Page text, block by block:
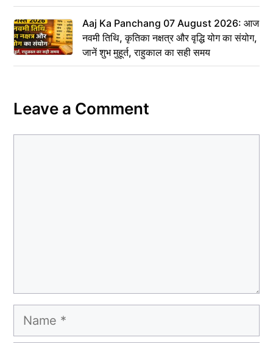
Aaj Ka Panchang 07 August 2026: आज
नवमी तिथि, कृतिका नक्षत्र और वृद्धि योग का संयोग,
जानें शुभ मुहूर्त, राहुकाल का सही समय
Leave a Comment
Name